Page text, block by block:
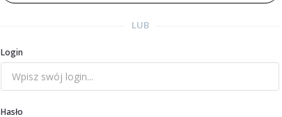
LUB
Login
Hasło